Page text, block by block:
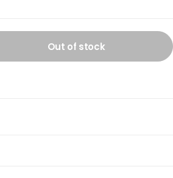
Out of stock